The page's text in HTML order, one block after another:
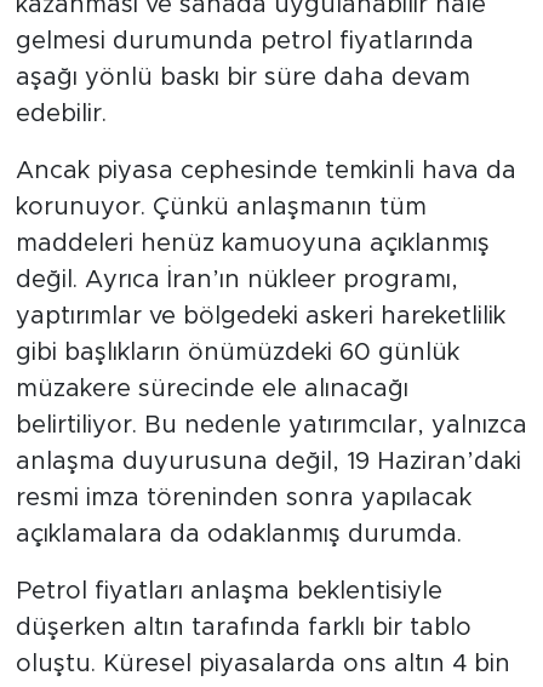
kazanması ve sahada uygulanabilir hale
gelmesi durumunda petrol fiyatlarında
aşağı yönlü baskı bir süre daha devam
edebilir.
Ancak piyasa cephesinde temkinli hava da
korunuyor. Çünkü anlaşmanın tüm
maddeleri henüz kamuoyuna açıklanmış
değil. Ayrıca İran’ın nükleer programı,
yaptırımlar ve bölgedeki askeri hareketlilik
gibi başlıkların önümüzdeki 60 günlük
müzakere sürecinde ele alınacağı
belirtiliyor. Bu nedenle yatırımcılar, yalnızca
anlaşma duyurusuna değil, 19 Haziran’daki
resmi imza töreninden sonra yapılacak
açıklamalara da odaklanmış durumda.
Petrol fiyatları anlaşma beklentisiyle
düşerken altın tarafında farklı bir tablo
oluştu. Küresel piyasalarda ons altın 4 bin